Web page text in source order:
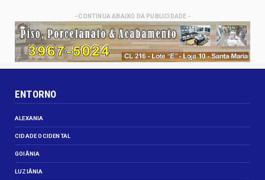
- CONTINUA ABAIXO DA PUBLICIDADE -
ENTORNO
ALEXANIA
CIDADE OCIDENTAL
GOIÂNIA
LUZIÂNIA